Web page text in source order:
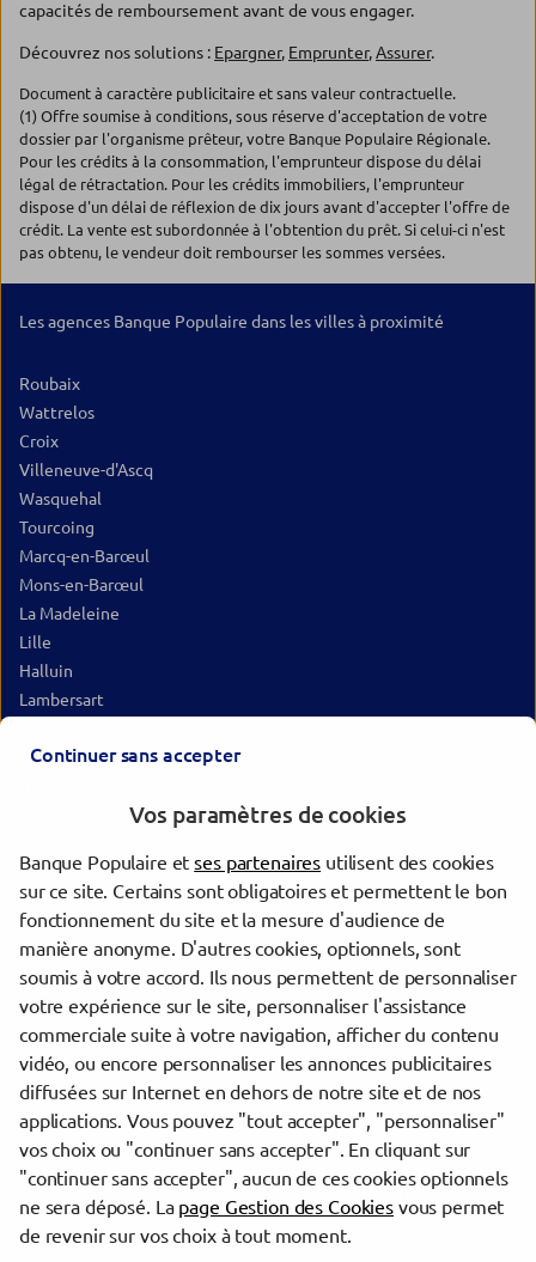
capacités de remboursement avant de vous engager.
Découvrez nos solutions : Epargner, Emprunter,Assurer.
Document à caractère publicitaire et sans valeur contractuelle.
(1) Offre soumise à conditions, sous réserve d'acceptation de votre
dossier par l'organisme prêteur, votre Banque Populaire Régionale.
Pour les crédits à la consommation, l'emprunteur dispose du délai
légal de rétractation. Pour les crédits immobiliers, l'emprunteur
dispose d'un délai de réflexion de dix jours avant d'accepter l'offre de
crédit. La vente est subordonnée à l'obtention du prêt. Si celui-ci n'est
pas obtenu, le vendeur doit rembourser les sommes versées.
Les agences Banque Populaire dans les villes à proximité
Roubaix
Wattrelos
Croix
Villeneuve-d'Ascq
Wasquehal
Tourcoing
Marcq-en-Barœul
Mons-en-Barœul
La Madeleine
Lille
Halluin
Lambersart
Armentières
Denain
Valenciennes
Liévin
Béthune
Hazebrouck
Trouver une agence Banque Populaire
Nord
Lys-lez-Lannoy
evermaps ©
Continuer sans accepter
Vos paramètres de cookies
Banque Populaire etses partenaires utilisent des cookies
sur ce site. Certains sont obligatoires et permettent le bon
fonctionnement du site et la mesure d'audience de
manière anonyme. D'autres cookies, optionnels, sont
soumis à votre accord. Ils nous permettent de personnaliser
votre expérience sur le site, personnaliser l'assistance
commerciale suite à votre navigation, afficher du contenu
vidéo, ou encore personnaliser les annonces publicitaires
diffusées sur Internet en dehors de notre site et de nos
applications. Vous pouvez "tout accepter", "personnaliser"
vos choix ou "continuer sans accepter". En cliquant sur
"continuer sans accepter", aucun de ces cookies optionnels
ne sera déposé. La page Gestion des Cookiesvous permet
de revenir sur vos choix à tout moment.